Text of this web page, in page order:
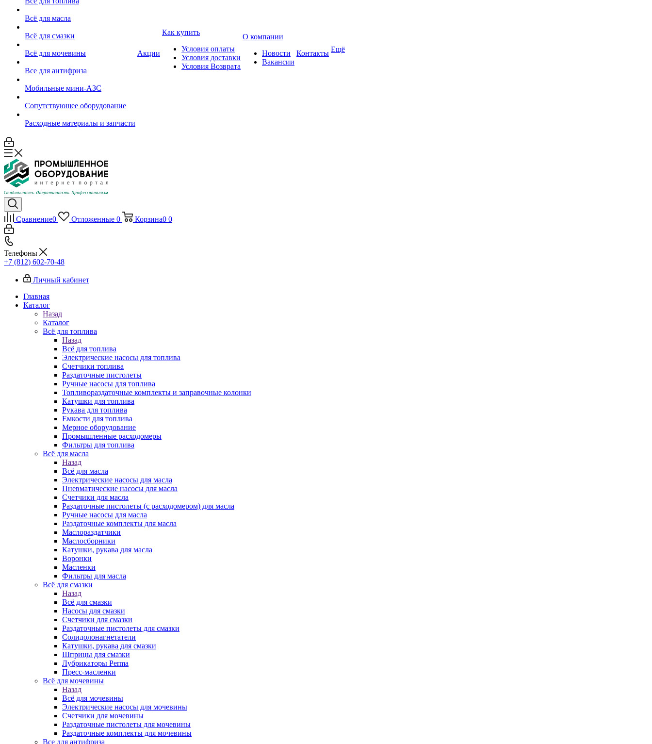
Всё для масла
Всё для смазки
Всё для мочевины
Все для антифриза
Мобильные мини-АЗС
Сопутствующее оборудование
Расходные материалы и запчасти
Акции
Как купить
Условия оплаты
Условия доставки
Условия Возврата
О компании
Новости
Вакансии
Контакты Ещё
Сравнение0 Отложенные 0 Корзина0 0
Телефоны
+7 (812) 602-70-48
Личный кабинет
Главная
Каталог
Назад
Каталог
Всё для топлива
Назад
Всё для топлива
Электрические насосы для топлива
Счетчики топлива
Раздаточные пистолеты
Ручные насосы для топлива
Топливораздаточные комплекты и заправочные колонки
Катушки для топлива
Рукава для топлива
Емкости для топлива
Мерное оборудование
Промышленные расходомеры
Фильтры для топлива
Всё для масла
Назад
Всё для масла
Электрические насосы для масла
Пневматические насосы для масла
Счетчики для масла
Раздаточные пистолеты (с расходомером) для масла
Ручные насосы для масла
Раздаточные комплекты для масла
Маслораздатчики
Маслосборники
Катушки, рукава для масла
Воронки
Масленки
Фильтры для масла
Всё для смазки
Назад
Всё для смазки
Насосы для смазки
Счетчики для смазки
Раздаточные пистолеты для смазки
Солидолонагнетатели
Катушки, рукава для смазки
Шприцы для смазки
Лубрикаторы Perma
Пресс-масленки
Всё для мочевины
Назад
Всё для мочевины
Электрические насосы для мочевины
Счетчики для мочевины
Раздаточные пистолеты для мочевины
Раздаточные комплекты для мочевины
Все для антифриза